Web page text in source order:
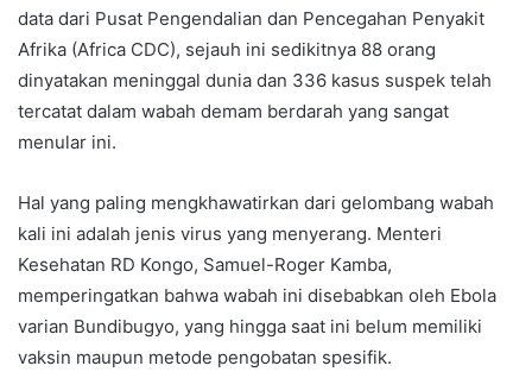
data dari Pusat Pengendalian dan Pencegahan Penyakit
Afrika (Africa CDC), sejauh ini sedikitnya 88 orang
dinyatakan meninggal dunia dan 336 kasus suspek telah
tercatat dalam wabah demam berdarah yang sangat
menular ini.
Hal yang paling mengkhawatirkan dari gelombang wabah
kali ini adalah jenis virus yang menyerang. Menteri
Kesehatan RD Kongo, Samuel-Roger Kamba,
memperingatkan bahwa wabah ini disebabkan oleh Ebola
varian Bundibugyo, yang hingga saat ini belum memiliki
vaksin maupun metode pengobatan spesifik.